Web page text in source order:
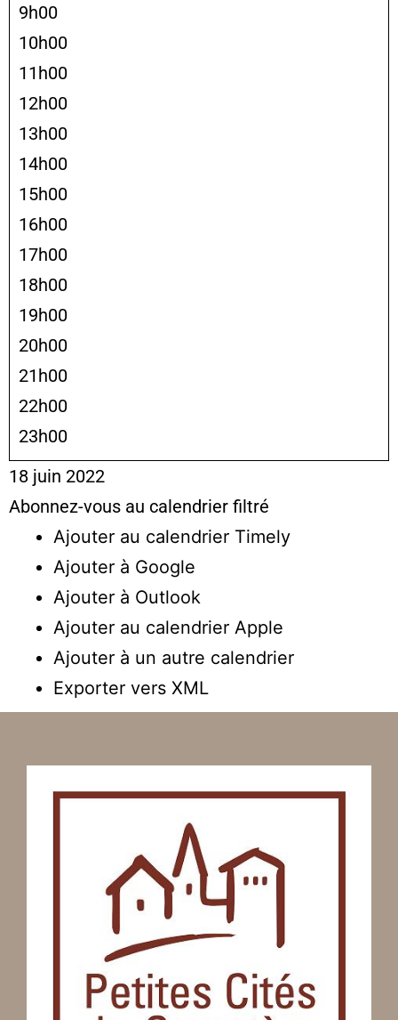
9h00
10h00
11h00
12h00
13h00
14h00
15h00
16h00
17h00
18h00
19h00
20h00
21h00
22h00
23h00
18 juin 2022
Abonnez-vous au calendrier filtré
Ajouter au calendrier Timely
Ajouter à Google
Ajouter à Outlook
Ajouter au calendrier Apple
Ajouter à un autre calendrier
Exporter vers XML